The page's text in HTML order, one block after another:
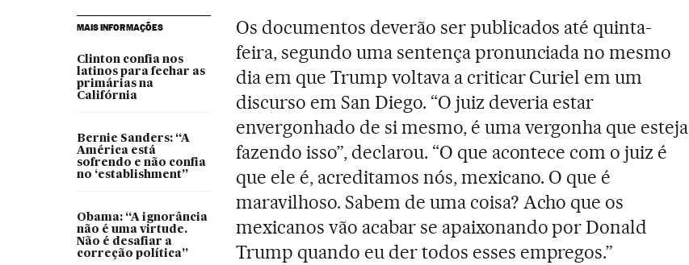
MAIS INFORMAÇÕES
Clinton confia nos
latinos para fechar as
primárias na
Califórnia
Bernie Sanders: “A
América está
sofrendo e não confia
no ‘establishment”
Obama: “A ignorância
não é uma virtude.
Não é desafiar a
correção política”
Os documentos deverão ser publicados até quinta-
feira, segundo uma sentença pronunciada no mesmo
dia em que Trump voltava a criticar Curiel em um
discurso em San Diego. “O juiz deveria estar
envergonhado de si mesmo, é uma vergonha que esteja
fazendo isso”, declarou. “O que acontece com o juiz é
que ele é, acreditamos nós, mexicano. O que é
maravilhoso. Sabem de uma coisa? Acho que os
mexicanos vão acabar se apaixonando por Donald
Trump quando eu der todos esses empregos.”